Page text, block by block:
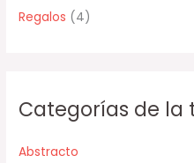
Regalos (4)
Categorías de la
Abstracto